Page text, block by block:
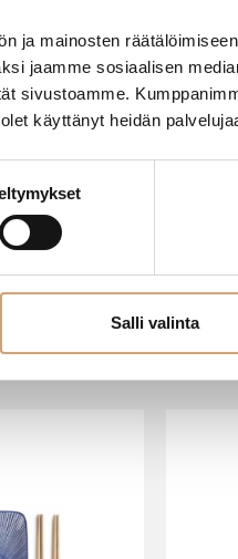
ja mainosten
jaamme sosiaalisen
sivustoamme.
käyttänyt heidän
Salli valinta
- Tuotteesta ei ole vielä